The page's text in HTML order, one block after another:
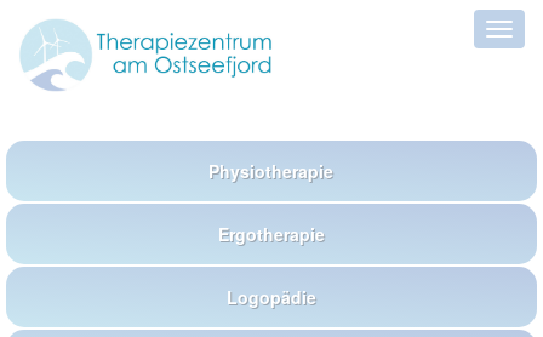
Physiotherapie
Ergotherapie
Logopädie